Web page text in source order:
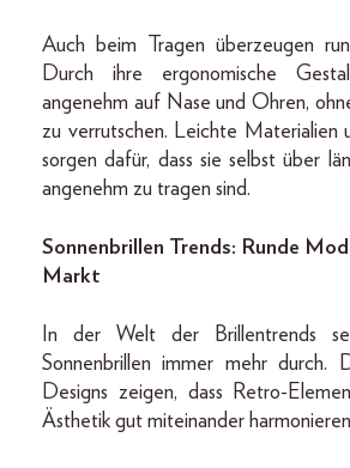
Auch beim Tragen überzeugen
Durch ihre ergonomische
angenehm auf Nase und Ohren,
zu verrutschen. Leichte Materialien
sorgen dafür, dass sie selbst über
angenehm zu tragen sind.
Sonnenbrillen Trends: Runde
Markt
In der Welt der Brillentrends
Sonnenbrillen immer mehr durch.
Designs zeigen, dass Retro-
Ästhetik gut miteinander